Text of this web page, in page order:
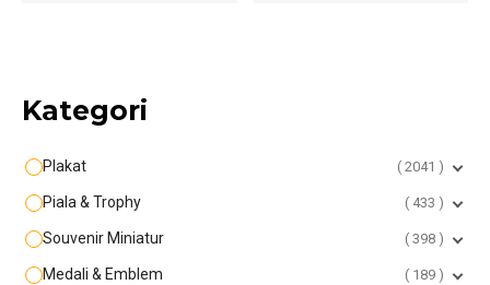
Kategori
Plakat 2041
Piala & Trophy 433
Souvenir Miniatur 398
Medali & Emblem 189